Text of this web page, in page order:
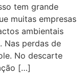
tem grande
muitas empresas
ambientais
Nas perdas de
No descarte
[…]